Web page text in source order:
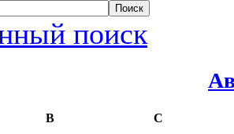
поиск
В С